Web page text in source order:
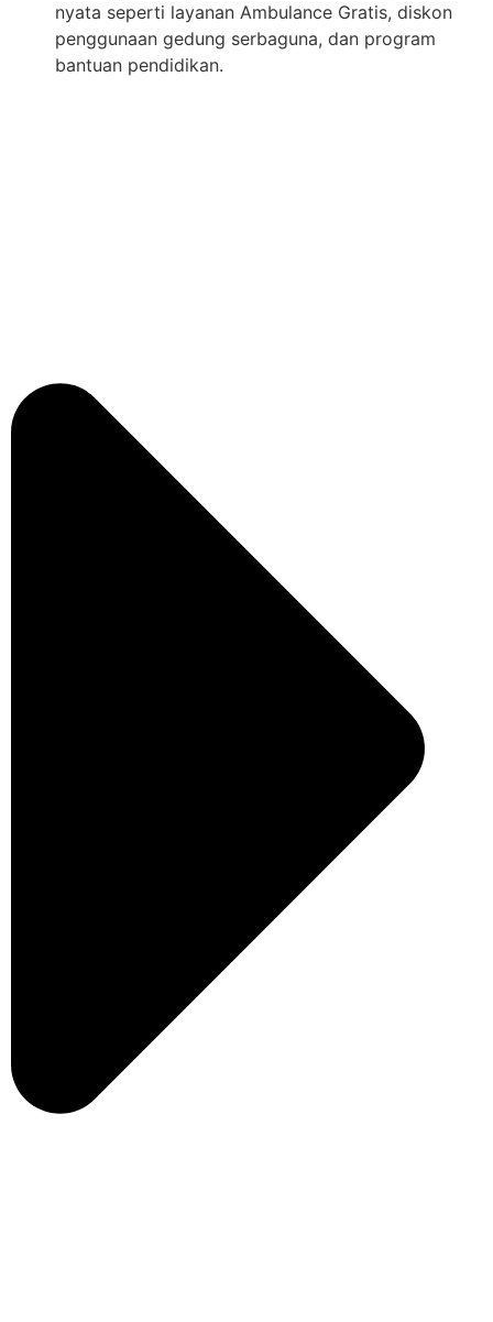
nyata seperti layanan Ambulance Gratis, diskon
penggunaan gedung serbaguna, dan program
bantuan pendidikan.